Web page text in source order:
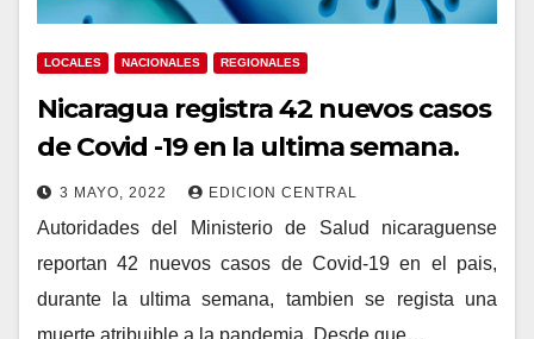
LOCALES NACIONALES REGIONALES
Nicaragua registra 42 nuevos casos
de Covid -19 en la ultima semana.
3 MAYO, 2022 EDICION CENTRAL
Autoridades del Ministerio de Salud nicaraguense
reportan 42 nuevos casos de Covid-19 en el pais,
durante la ultima semana, tambien se regista una
muerte atribuible a la pandemia. Desde que…